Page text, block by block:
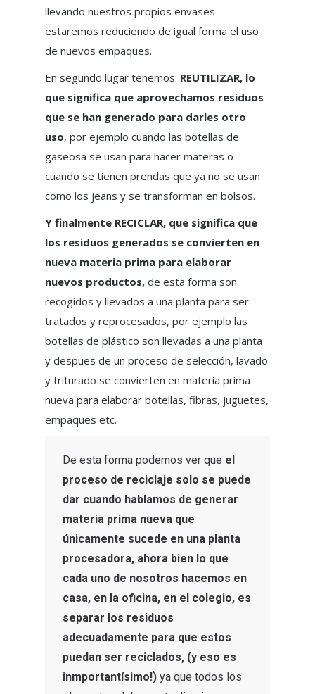
llevando nuestros propios envases
estaremos reduciendo de igual forma el uso
de nuevos empaques.
En segundo lugar tenemos: REUTILIZAR, lo
que significa que aprovechamos residuos
que se han generado para darles otro
uso, por ejemplo cuando las botellas de
gaseosa se usan para hacer materas o
cuando se tienen prendas que ya no se usan
como los jeans y se transforman en bolsos.
Y finalmente RECICLAR, que significa que
los residuos generados se convierten en
nueva materia prima para elaborar
nuevos productos,de esta forma son
recogidos y llevados a una planta para ser
tratados y reprocesados, por ejemplo las
botellas de plástico son llevadas a una planta
y despues de un proceso de selección, lavado
y triturado se convierten en materia prima
nueva para elaborar botellas, fibras, juguetes,
empaques etc.
De esta forma podemos ver que el
proceso de reciclaje solo se puede
dar cuando hablamos de generar
materia prima nueva que
únicamente sucede en una planta
procesadora, ahora bien lo que
cada uno de nosotros hacemos en
casa, en la oficina, en el colegio, es
separar los residuos
adecuadamente para que estos
puedan ser reciclados, (y eso es
inmportantísimo!)ya que todos los